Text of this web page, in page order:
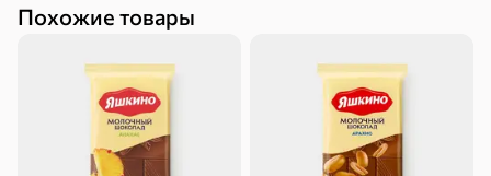
Похожие товары
Круассаны
Шоколадная и
арахисовая паста